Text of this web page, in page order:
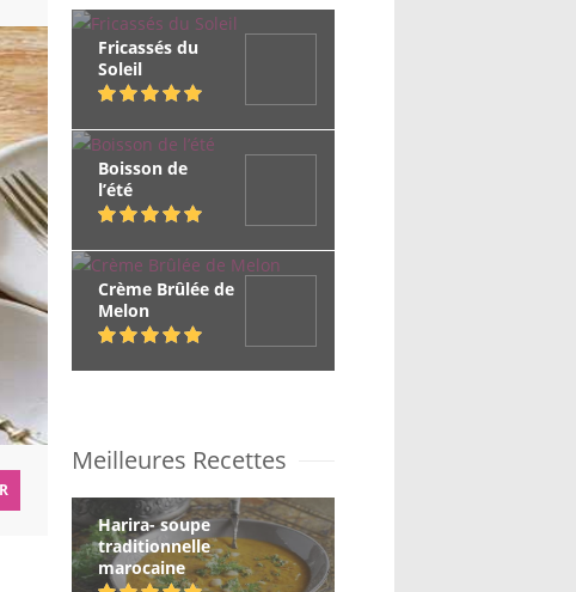
Fricassés du
Soleil
Boisson de
l’été
Crème Brûlée de
Melon
Meilleures Recettes
Harira- soupe
traditionnelle
marocaine